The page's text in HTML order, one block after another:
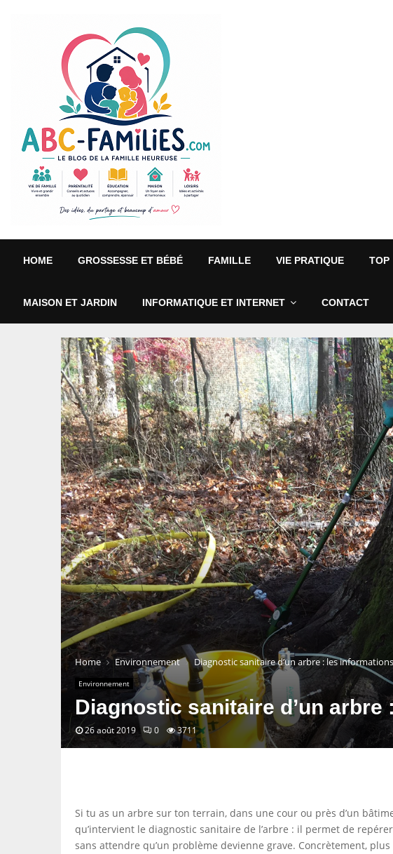
HOME GROSSESSE ET BÉBÉ FAMILLE VIE PRATIQUE TOP
MAISON ET JARDIN INFORMATIQUE ET INTERNET CONTACT
Home Environnement Diagnostic sanitaire d’un arbre : les
Environnement
Diagnostic sanitaire d’un
26 août 2019 0 3711
Si tu as un arbre sur ton terrain, dans une cour ou près d’un
qu’intervient le diagnostic sanitaire de l’arbre : il permet de
sans attendre qu’un problème devienne grave. Concrètement,